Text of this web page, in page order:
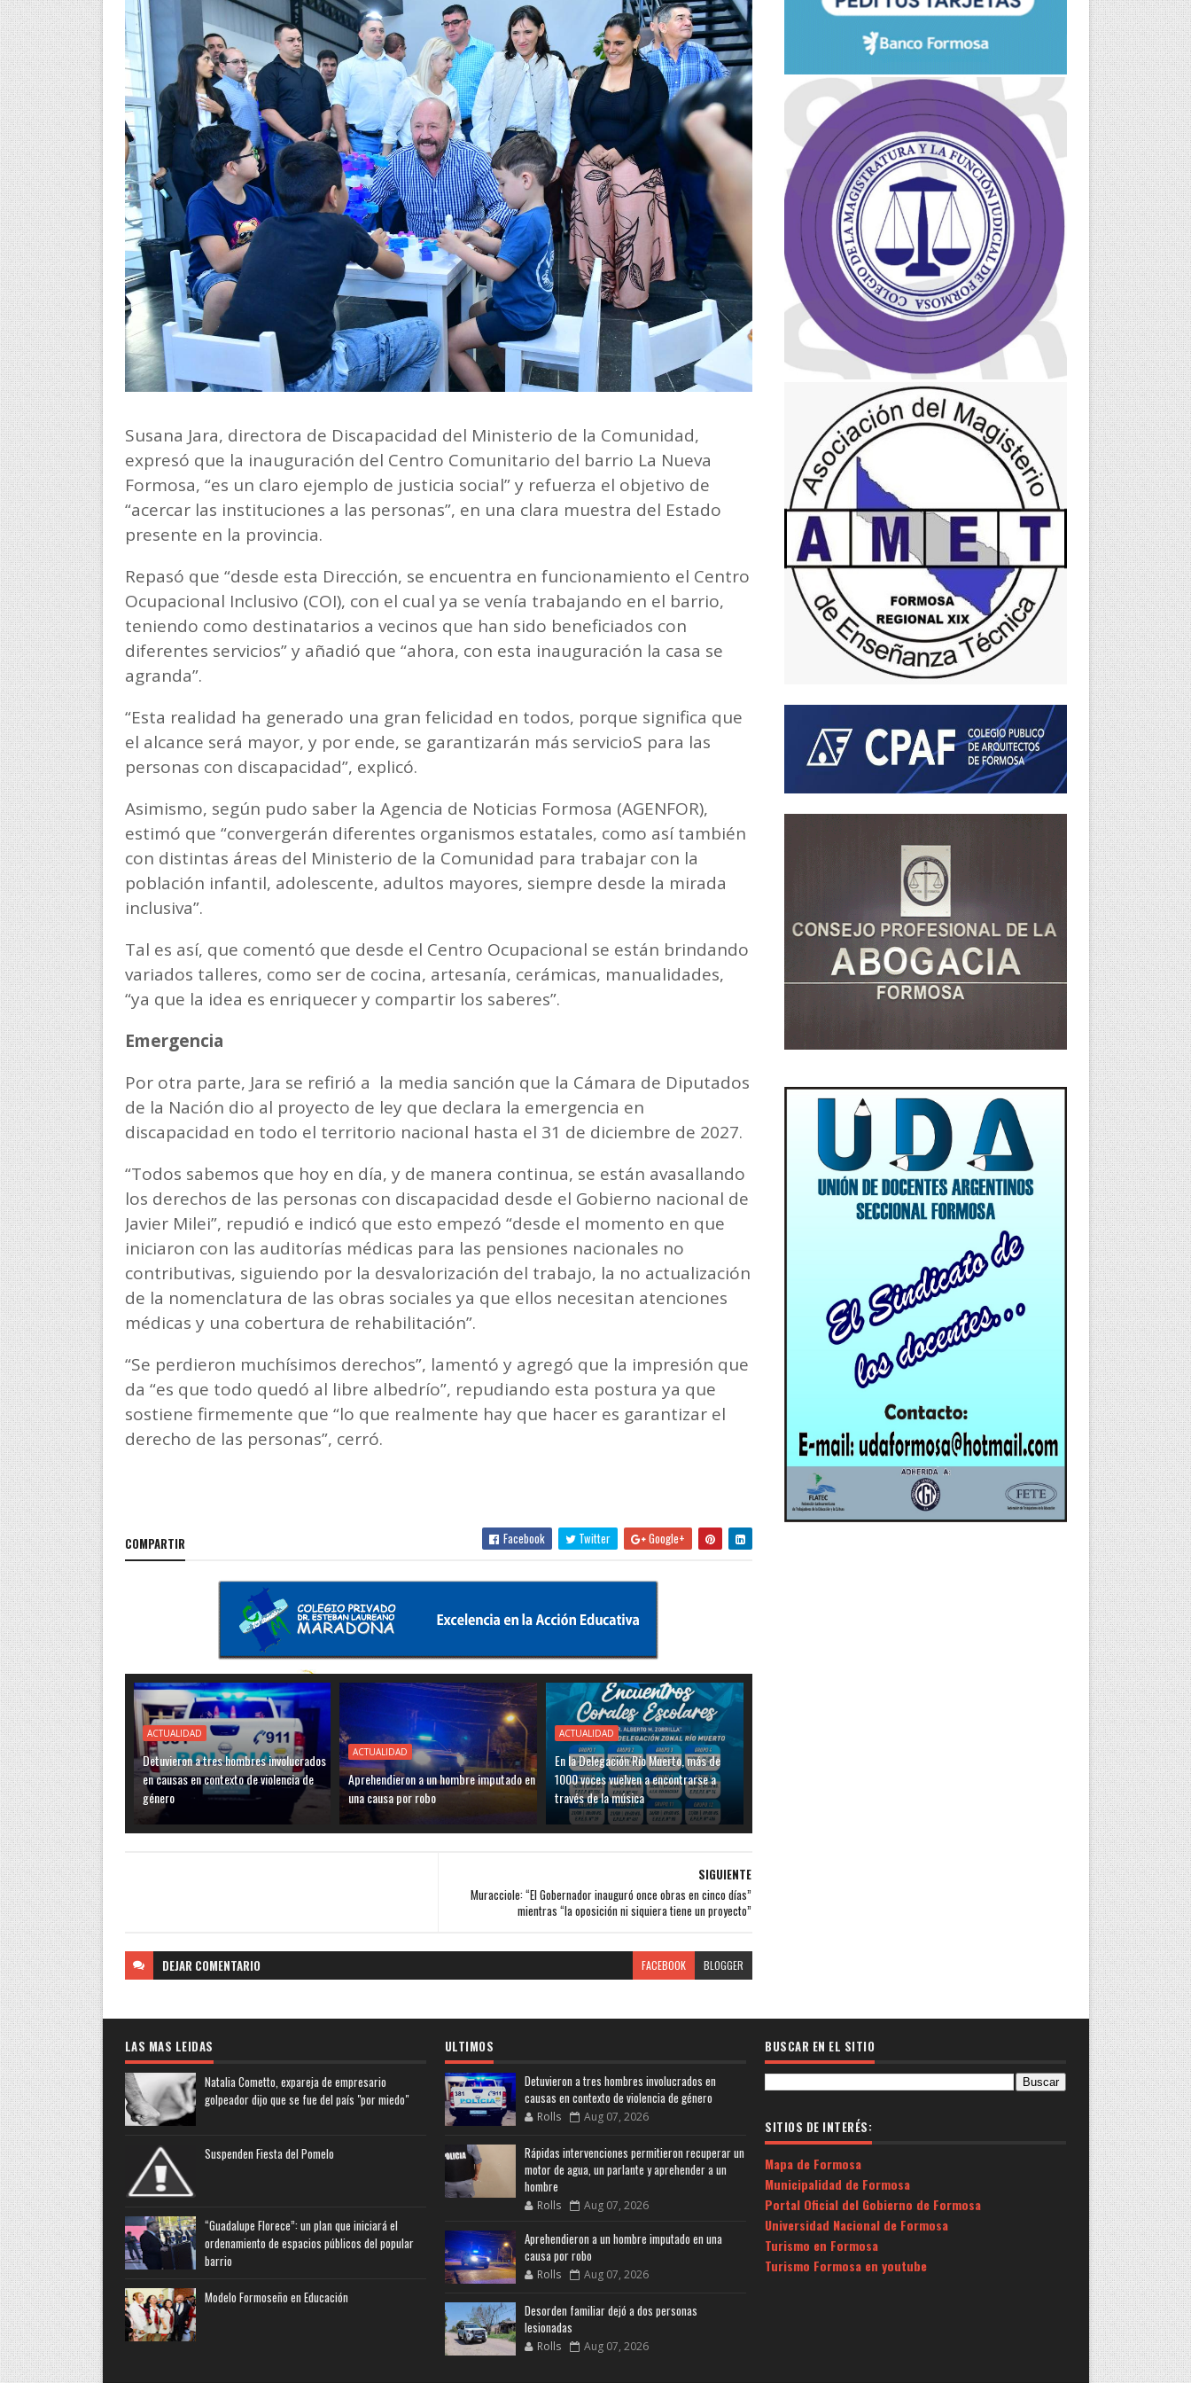
Susana Jara, directora de Discapacidad del Ministerio de la Comunidad,
expresó que la inauguración del Centro Comunitario del barrio La Nueva
Formosa, “es un claro ejemplo de justicia social” y refuerza el objetivo de
“acercar las instituciones a las personas”, en una clara muestra del Estado
presente en la provincia.
Repasó que “desde esta Dirección, se encuentra en funcionamiento el Centro
Ocupacional Inclusivo (COI), con el cual ya se venía trabajando en el barrio,
teniendo como destinatarios a vecinos que han sido beneficiados con
diferentes servicios” y añadió que “ahora, con esta inauguración la casa se
agranda”.
“Esta realidad ha generado una gran felicidad en todos, porque significa que
el alcance será mayor, y por ende, se garantizarán más servicioS para las
personas con discapacidad”, explicó.
Asimismo, según pudo saber la Agencia de Noticias Formosa (AGENFOR),
estimó que “convergerán diferentes organismos estatales, como así también
con distintas áreas del Ministerio de la Comunidad para trabajar con la
población infantil, adolescente, adultos mayores, siempre desde la mirada
inclusiva”.
Tal es así, que comentó que desde el Centro Ocupacional se están brindando
variados talleres, como ser de cocina, artesanía, cerámicas, manualidades,
“ya que la idea es enriquecer y compartir los saberes”.
Emergencia
Por otra parte, Jara se refirió a la media sanción que la Cámara de Diputados
de la Nación dio al proyecto de ley que declara la emergencia en
discapacidad en todo el territorio nacional hasta el 31 de diciembre de 2027.
“Todos sabemos que hoy en día, y de manera continua, se están avasallando
los derechos de las personas con discapacidad desde el Gobierno nacional de
Javier Milei”, repudió e indicó que esto empezó “desde el momento en que
iniciaron con las auditorías médicas para las pensiones nacionales no
contributivas, siguiendo por la desvalorización del trabajo, la no actualización
de la nomenclatura de las obras sociales ya que ellos necesitan atenciones
médicas y una cobertura de rehabilitación”.
“Se perdieron muchísimos derechos”, lamentó y agregó que la impresión que
da “es que todo quedó al libre albedrío”, repudiando esta postura ya que
sostiene firmemente que “lo que realmente hay que hacer es garantizar el
derecho de las personas”, cerró.
COMPARTIR Facebook Twitter Google+
ACTUALIDAD
Detuvieron a tres hombres involucrados
en causas en contexto de violencia de
género
ACTUALIDAD
Aprehendieron a un hombre imputado en
una causa por robo
ACTUALIDAD
En la Delegación Río Muerto, más de
1000 voces vuelven a encontrarse a
través de la música
SIGUIENTE
Muracciole: “El Gobernador inauguró once obras en cinco días”
mientras “la oposición ni siquiera tiene un proyecto”
DEJAR COMENTARIO FACEBOOK BLOGGER
LAS MAS LEIDAS
Natalia Cometto, expareja de empresario
golpeador dijo que se fue del país "por miedo"
Suspenden Fiesta del Pomelo
“Guadalupe Florece”: un plan que iniciará el
ordenamiento de espacios públicos del popular
barrio
Modelo Formoseño en Educación
ULTIMOS
Detuvieron a tres hombres involucrados en
causas en contexto de violencia de género
Rolls Aug 07, 2026
Rápidas intervenciones permitieron recuperar un
motor de agua, un parlante y aprehender a un
hombre
Rolls Aug 07, 2026
Aprehendieron a un hombre imputado en una
causa por robo
Rolls Aug 07, 2026
Desorden familiar dejó a dos personas
lesionadas
Rolls Aug 07, 2026
BUSCAR EN EL SITIO
SITIOS DE INTERÉS:
Mapa de Formosa
Municipalidad de Formosa
Portal Oficial del Gobierno de Formosa
Universidad Nacional de Formosa
Turismo en Formosa
Turismo Formosa en youtube